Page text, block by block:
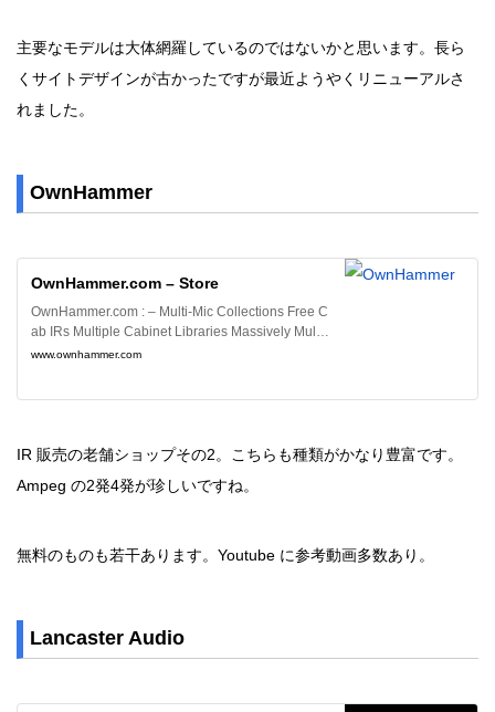
主要なモデルは大体網羅しているのではないかと思います。長ら
くサイトデザインが古かったですが最近ようやくリニューアルさ
れました。
OwnHammer
OwnHammer.com – Store
OwnHammer.com : – Multi-Mic Collections Free C
ab IRs Multiple Cabinet Libraries Massively Multi-
Mic Libraries Single Cabinet Libraries Bass Cabin
www.ownhammer.com
IR 販売の老舗ショップその2。こちらも種類がかなり豊富です。
Ampeg の2発4発が珍しいですね。
無料のものも若干あります。Youtube に参考動画多数あり。
Lancaster Audio